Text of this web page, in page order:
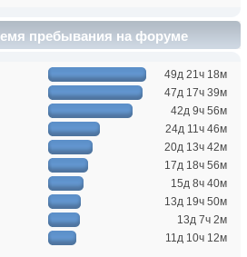
пребывания на форуме
49д 21ч 18м
47д 17ч 39м
42д 9ч 56м
24д 11ч 46м
20д 13ч 42м
17д 18ч 56м
15д 8ч 40м
13д 19ч 50м
13д 7ч 2м
11д 10ч 12м